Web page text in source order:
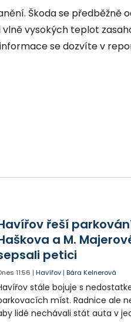
Škoda se předběžně
vysokých teplot
se dozvíte v
řeší
a M.
petici
11:56 |Havířov |Bára Kelnerová
stále bojuje s
míst. Radnice ale
lidé nechávali stát auta v